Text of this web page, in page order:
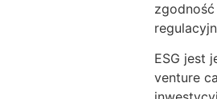
ESG jest
venture